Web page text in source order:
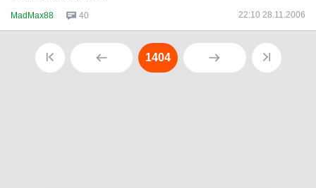
MadMax88 40 22:10 28.11.2006
1404